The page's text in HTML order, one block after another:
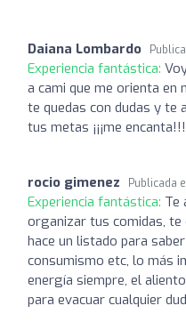
Daiana Lombardo
Experiencia fantástica:
a cami que me orienta en
te quedas con dudas y te
tus metas ¡¡¡me encanta!!!
rocio gimenez Publicada
Experiencia fantástica: Te
organizar tus comidas, te
hace un listado para
consumismo etc, lo más
energía siempre, el
para evacuar cualquier